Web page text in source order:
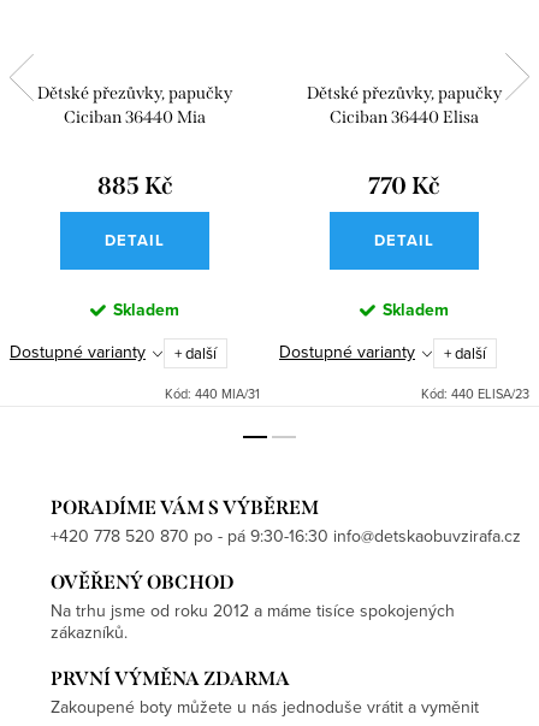
Dětské přezůvky, papučky
Ciciban 36440 Mia
885 Kč
DETAIL
Skladem
Dostupné varianty + další
Kód: 440 MIA/31
Dětské přezůvky, papučky
Ciciban 36440 Elisa
770 Kč
DETAIL
Skladem
Dostupné varianty + další
Kód: 440 ELISA/23
PORADÍME VÁM S VÝBĚREM
+420 778 520 870 po - pá 9:30-16:30 info@detskaobuvzirafa.cz
OVĚŘENÝ OBCHOD
Na trhu jsme od roku 2012 a máme tisíce spokojených
zákazníků.
PRVNÍ VÝMĚNA ZDARMA
Zakoupené boty můžete u nás jednoduše vrátit a vyměnit